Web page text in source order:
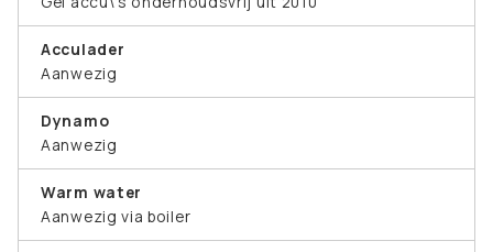
Acculader
Aanwezig
Dynamo
Aanwezig
Warm water
Aanwezig via boiler